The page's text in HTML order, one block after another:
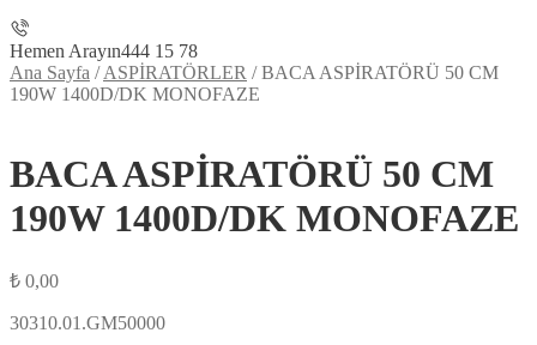
Hemen Arayın444 15 78
Ana Sayfa /ASPİRATÖRLER /BACA ASPİRATÖRÜ 50 CM
190W 1400D/DK MONOFAZE
BACA ASPİRATÖRÜ 50 CM
190W 1400D/DK MONOFAZE
₺ 0,00
30310.01.GM50000